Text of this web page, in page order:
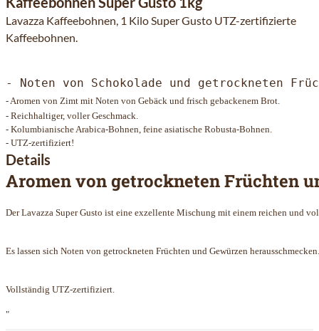
Lavazza Kaffeebohnen, 1 Kilo Super Gusto UTZ-zertifizierte
Kaffeebohnen.
- Noten von Schokolade und getrockneten
- Aromen von Zimt mit Noten von Gebäck und frisch gebackenem Brot.
- Reichhaltiger, voller Geschmack.
- Kolumbianische Arabica-Bohnen, feine asiatische Robusta-Bohnen.
- UTZ-zertifiziert!
Details
Aromen von getrockneten Früchten
Der Lavazza Super Gusto ist eine exzellente Mischung mit einem reichen und
Es lassen sich Noten von getrockneten Früchten und Gewürzen
Vollständig UTZ-zertifiziert.
"